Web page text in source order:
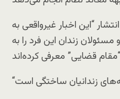
“این اخبار غیرواقعی به
زندان این فرد را به